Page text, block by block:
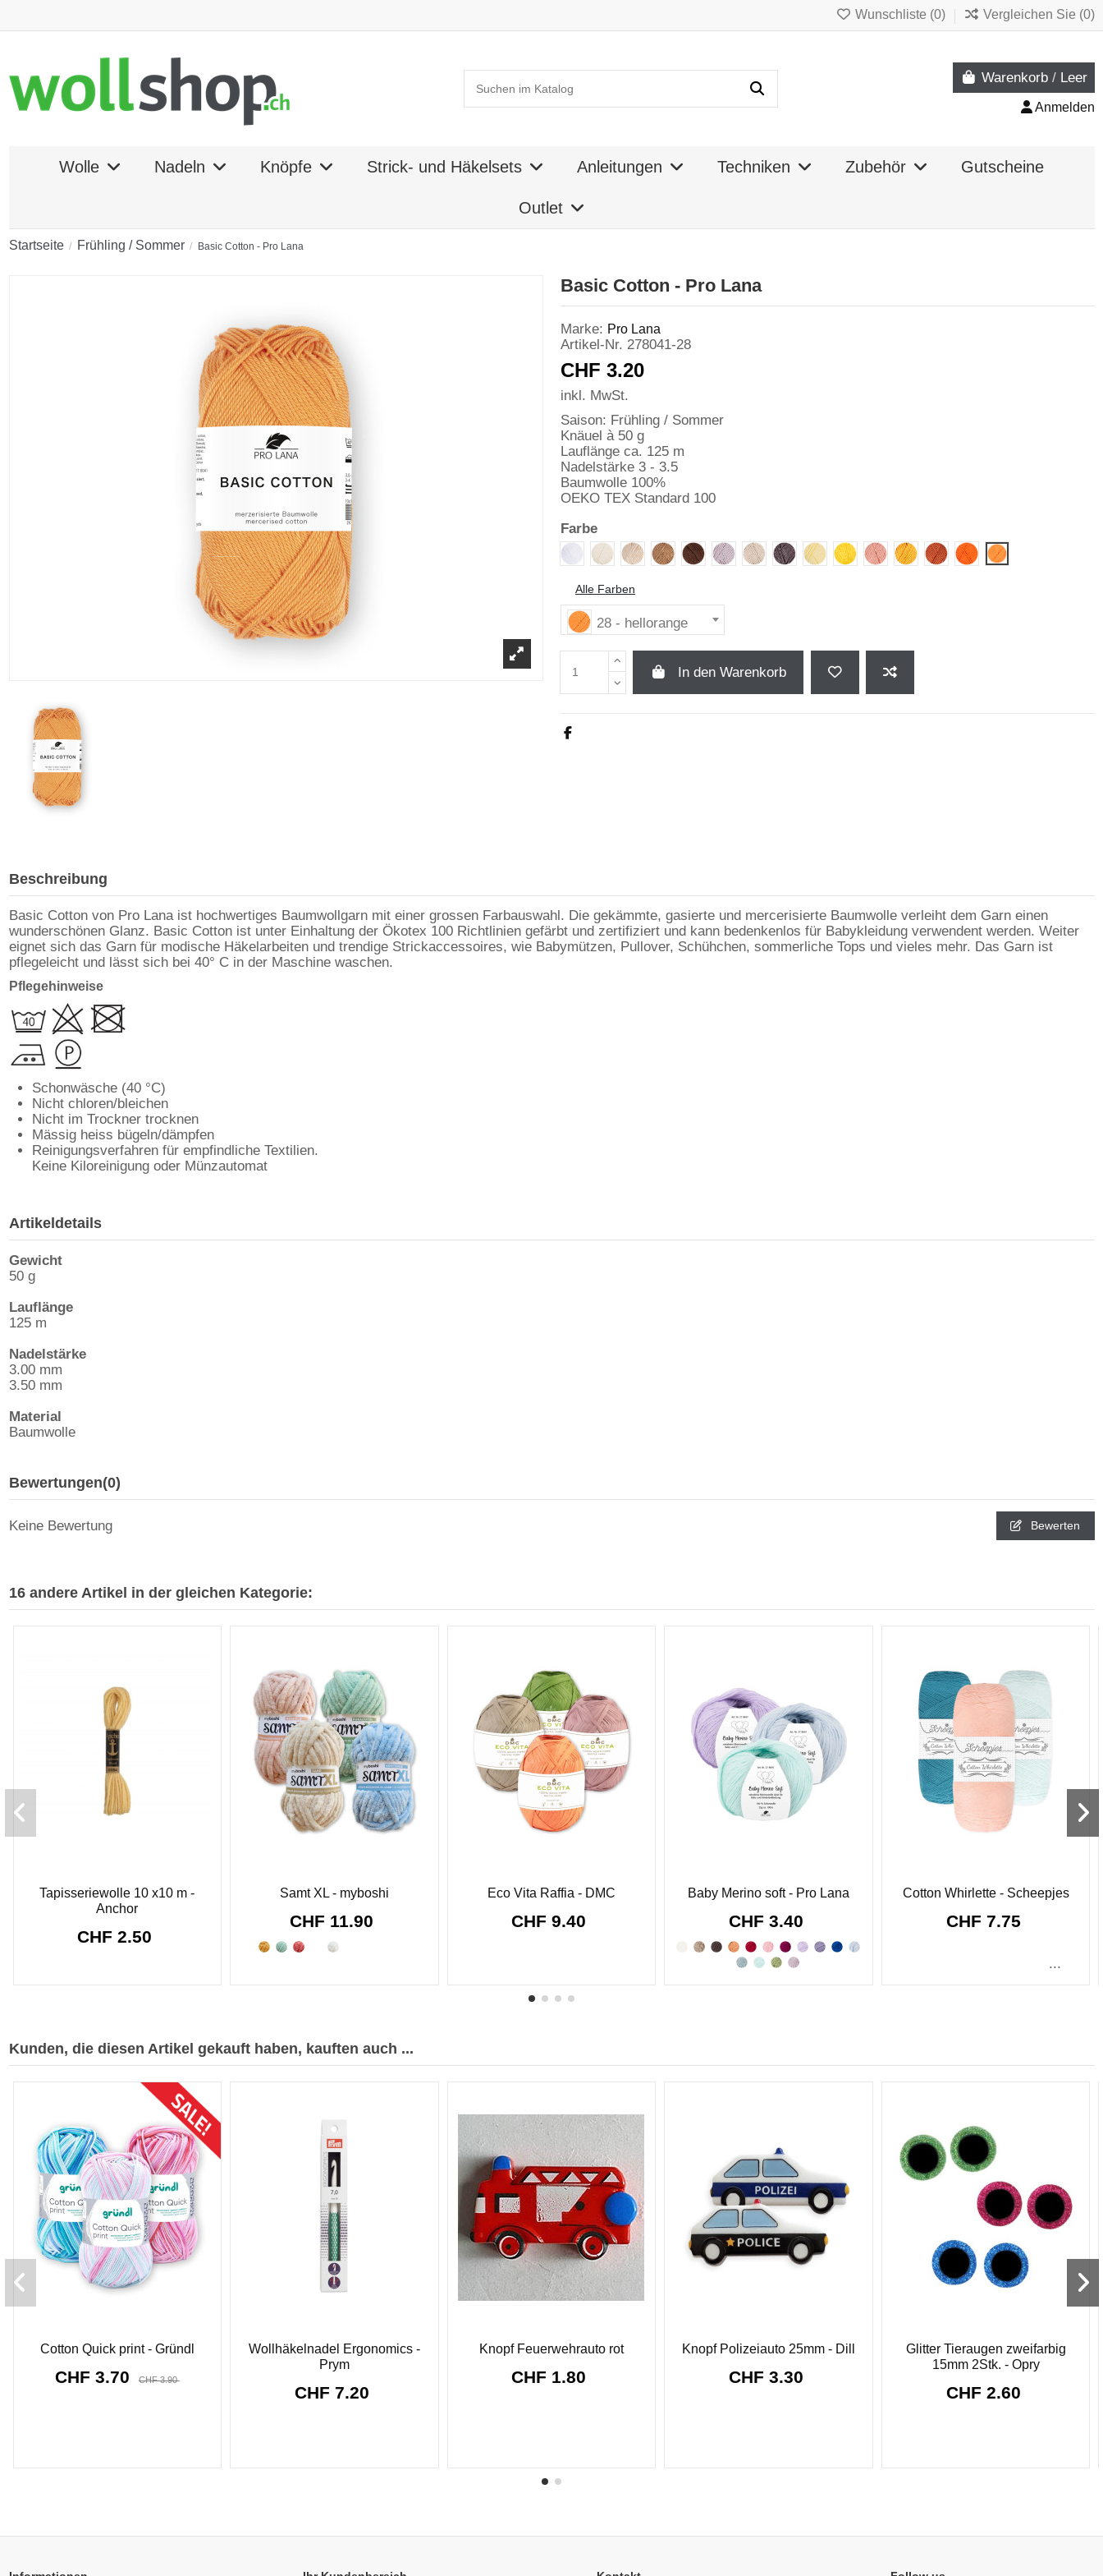
Wunschliste (0) Vergleichen Sie (0)
Warenkorb / Leer
Anmelden
Wolle Nadeln Knöpfe Strick- und Häkelsets Anleitungen Techniken Zubehör Gutscheine
Outlet
Startseite Frühling / Sommer Basic Cotton - Pro Lana
Basic Cotton - Pro Lana
Marke: Pro Lana
Artikel-Nr. 278041-28
CHF 3.20
inkl. MwSt.
Saison: Frühling / Sommer
Knäuel à 50 g
Lauflänge ca. 125 m
Nadelstärke 3 - 3.5
Baumwolle 100%
OEKO TEX Standard 100
Farbe
01 - weiss
02 - creme
05 - beige08 - hellbraun
10 - schoko
12 - mauve
15 - natur18 - softbraun
21 - pastellgelb
22 - gelb23 - lachs24 - ocker25 - rostbraun
27 - orange28 - hellorange
Alle Farben
28 - hellorange
In den Warenkorb
Beschreibung
Basic Cotton von Pro Lana ist hochwertiges Baumwollgarn mit einer grossen Farbauswahl. Die gekämmte, gasierte und mercerisierte Baumwolle verleiht dem Garn einen
wunderschönen Glanz. Basic Cotton ist unter Einhaltung der Ökotex 100 Richtlinien gefärbt und zertifiziert und kann bedenkenlos für Babykleidung verwendent werden. Weiter
eignet sich das Garn für modische Häkelarbeiten und trendige Strickaccessoires, wie Babymützen, Pullover, Schühchen, sommerliche Tops und vieles mehr. Das Garn ist
pflegeleicht und lässt sich bei 40° C in der Maschine waschen.
Pflegehinweise
Schonwäsche (40 °C)
Nicht chloren/bleichen
Nicht im Trockner trocknen
Mässig heiss bügeln/dämpfen
Reinigungsverfahren für empfindliche Textilien.
Keine Kiloreinigung oder Münzautomat
Artikeldetails
Gewicht
50 g
Lauflänge
125 m
Nadelstärke
3.00 mm
3.50 mm
Material
Baumwolle
Bewertungen(0)
Keine Bewertung Bewerten
16 andere Artikel in der gleichen Kategorie:
Tapisseriewolle 10 x10 m -
Anchor
CHF 2.50
Samt XL - myboshi
CHF 11.90
Eco Vita Raffia - DMC
CHF 9.40
Baby Merino soft - Pro Lana
CHF 3.40
Cotton Whirlette - Scheepjes
CHF 7.75
...
Kunden, die diesen Artikel gekauft haben, kauften auch ...
Cotton Quick print - Gründl
CHF 3.70 CHF 3.90
Wollhäkelnadel Ergonomics -
Prym
CHF 7.20
Knopf Feuerwehrauto rot
CHF 1.80
Knopf Polizeiauto 25mm - Dill
CHF 3.30
Glitter Tieraugen zweifarbig
15mm 2Stk. - Opry
CHF 2.60